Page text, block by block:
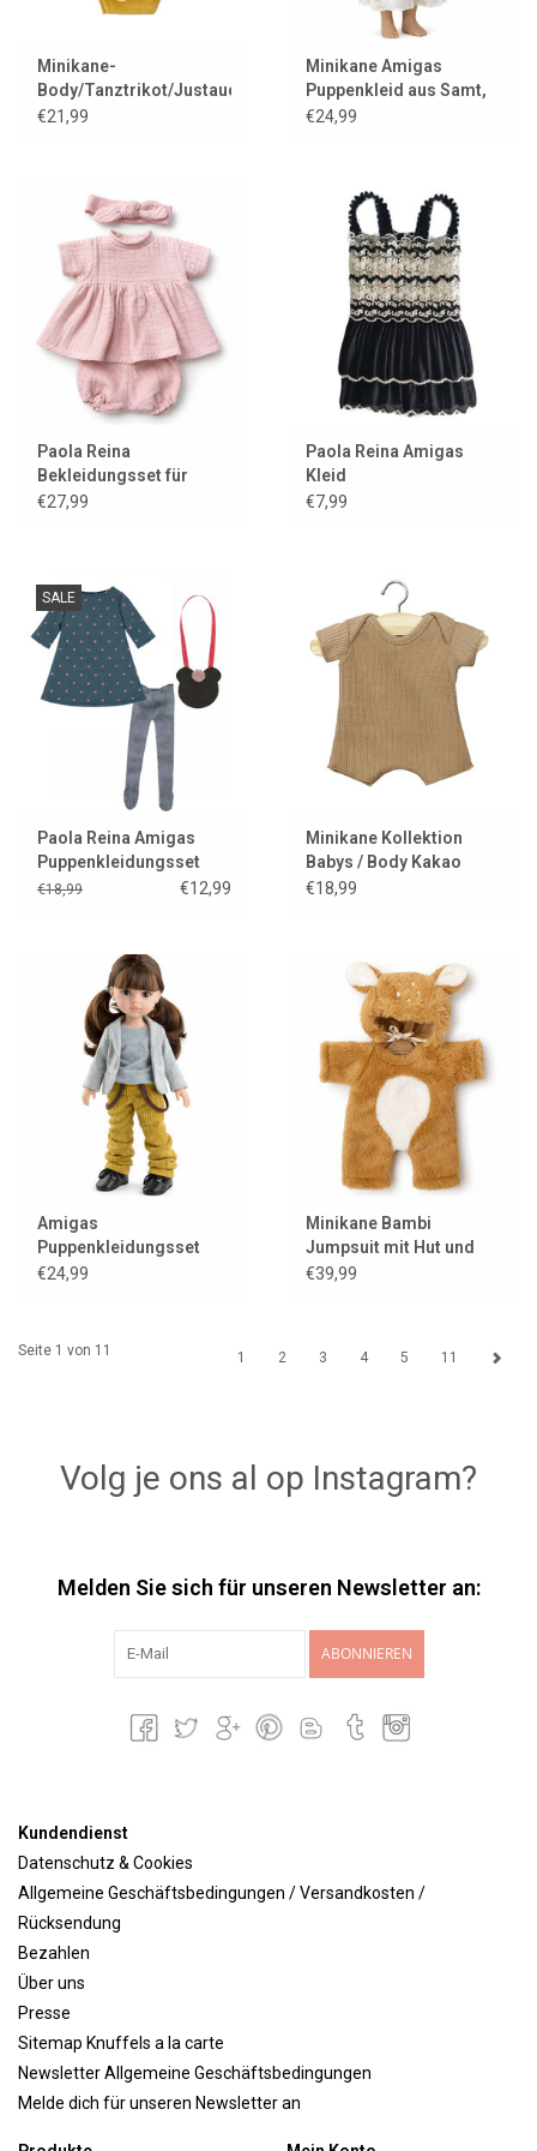
Minikane-
Body/Tanztrikot/Justaucorps
Maïa und Lycra Gold
€21,99
Minikane Amigas
Puppenkleid aus Samt,
Gold, mit Minikane
€24,99
Paola Reina
Bekleidungsset für
Gordi-Puppen
€27,99
Paola Reina Amigas
Kleid
€7,99
SALE
Paola Reina Amigas
Puppenkleidungsset
Carla
€18,99 €12,99
Minikane Kollektion
Babys / Body Kakao
€18,99
Amigas
Puppenkleidungsset
Cayetano
€24,99
Minikane Bambi
Jumpsuit mit Hut und
Kleiderbügel für Gordi
€39,99
Seite 1 von 11 1 2 3 4 5 11
Volg je ons al op Instagram?
Melden Sie sich für unseren Newsletter an:
ABONNIEREN
Kundendienst
Datenschutz & Cookies
Allgemeine Geschäftsbedingungen / Versandkosten /
Rücksendung
Bezahlen
Über uns
Presse
Sitemap Knuffels a la carte
Newsletter Allgemeine Geschäftsbedingungen
Melde dich für unseren Newsletter an